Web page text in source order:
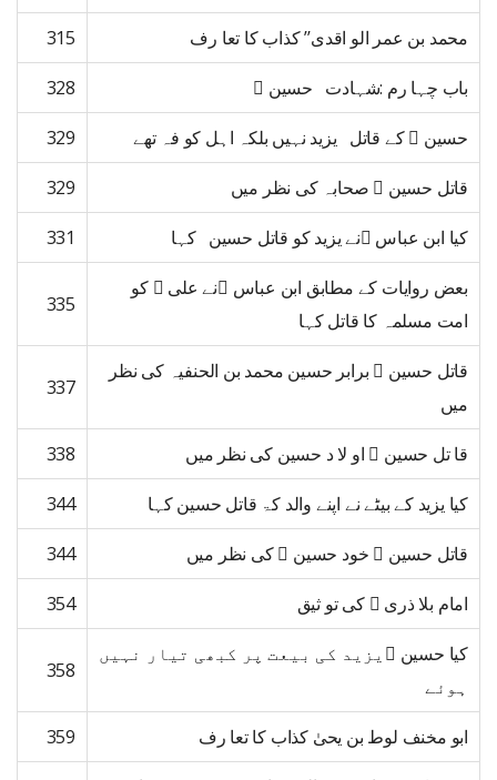
محمد بن عمر الو اقدی’’ کذاب کا تعا رف 315
باب چہا رم :شہادت حسین ﷜ 328
حسین ﷜ کے قاتل یزید نہیں بلکہ اہل کو فہ تھے 329
قاتل حسین ﷜ صحابہ کی نظر میں 329
کیا ابن عباس ﷜نے یزید کو قاتل حسین کہا 331
بعض روایات کے مطابق ابن عباس ﷜نے علی ﷜ کو
امت مسلمہ کا قاتل کہا
335
قاتل حسین ﷜ برابر حسین محمد بن الحنفیہ کی نظر
میں
337
قا تل حسین ﷜ او لا د حسین کی نظر میں 338
کیا یزید کے بیٹے نے اپنے والد کۃ قاتل حسین کہا 344
قاتل حسین ﷜ خود حسین ﷜ کی نظر میں 344
امام بلا ذری  کی تو ثیق 354
کیا حسین ﷜یزید کی بیعت پر کبھی تیار نہیں
ہوئے
358
ابو مخنف لوط بن یحیٰ کذاب کا تعا رف 359